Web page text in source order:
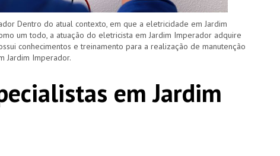
Dentro do atual contexto, em que a eletricidade em Jardim
um todo, a atuação do eletricista em Jardim Imperador adquire
conhecimentos e treinamento para a realização de manutenção
Jardim Imperador.
em Jardim